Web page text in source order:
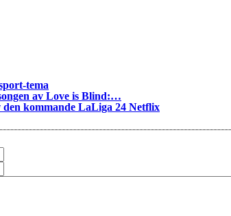
tema
av Love is Blind:…
kommande LaLiga 24 Netflix